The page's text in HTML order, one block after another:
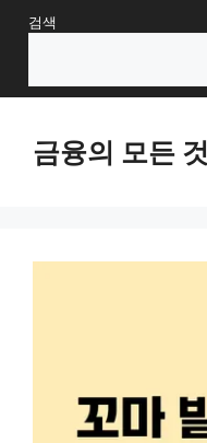
Skip검색
금융의 모든 것